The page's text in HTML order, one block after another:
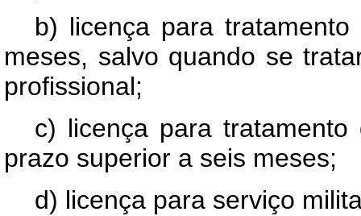
b) licença para
meses, salvo quando se
profissional;
c) licença para
prazo superior a seis meses;
d) licença para serviço